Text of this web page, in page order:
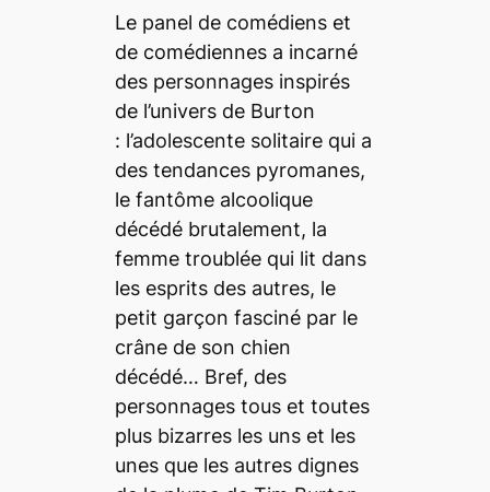
Le panel de comédiens et
de comédiennes a incarné
des personnages inspirés
de l’univers de Burton
: l’adolescente solitaire qui a
des tendances pyromanes,
le fantôme alcoolique
décédé brutalement, la
femme troublée qui lit dans
les esprits des autres, le
petit garçon fasciné par le
crâne de son chien
décédé… Bref, des
personnages tous et toutes
plus bizarres les uns et les
unes que les autres dignes